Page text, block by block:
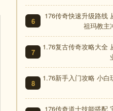
6
176传奇快速升级路线
祖玛教主
7
1.76复古传奇攻略大全
8
1.76新手入门攻略 小白
176传奇道士技能搭配